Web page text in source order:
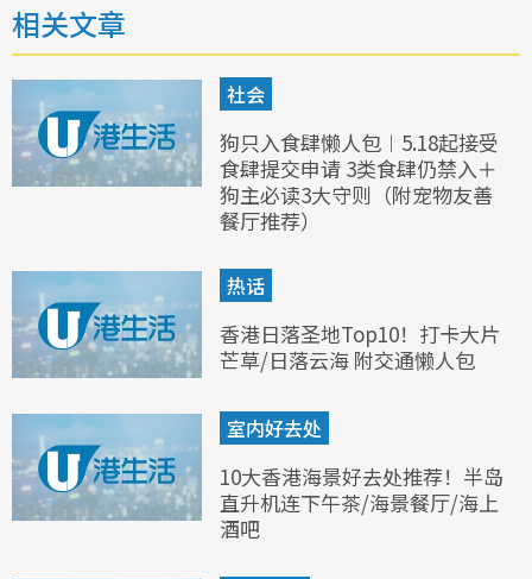
相关文章
社会
狗只入食肆懒人包︱5.18起接受
食肆提交申请 3类食肆仍禁入＋
狗主必读3大守则（附宠物友善
餐厅推荐）
热话
香港日落圣地Top10！打卡大片
芒草/日落云海 附交通懒人包
室内好去处
10大香港海景好去处推荐！半岛
直升机连下午茶/海景餐厅/海上
酒吧